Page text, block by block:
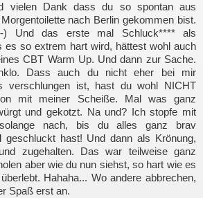
vielen Dank dass du so spontan aus
nach Berlin gekommen bist.
) Und das erste mal Schluck**** als
es so extrem hart wird, hättest wohl auch
CBT Warm Up. Und dann zur Sache.
Dass auch du nicht eher bei mir
verschlungen ist, hast du wohl NICHT
mit meiner Scheiße. Mal was ganz
und gekotzt. Na und? Ich stopfe mit
nach, bis du alles ganz brav
geschluckt hast! Und dann als Krönung,
zugehalten. Das war teilweise ganz
aber wie du nun siehst, so hart wie es
Hahaha... Wo andere abbrechen,
Spaß erst an.